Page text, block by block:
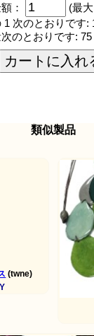
：
(最
1 次のとおりです:
のとおりです: 75
カートに入れ
類似製品
(twne)